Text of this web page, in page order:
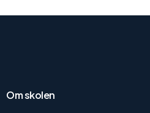
Om skolen